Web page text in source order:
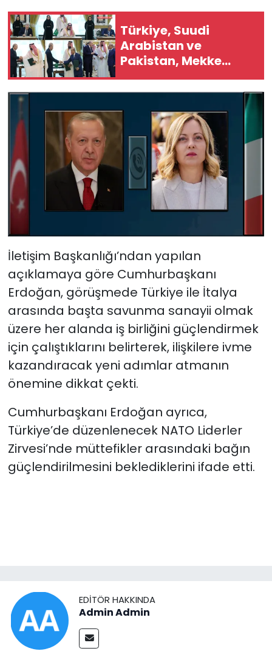
Türkiye, Suudi
Arabistan ve
Pakistan, Mekke
Ortak Savunma
Anlaşması'nı
imzaladı
İletişim Başkanlığı’ndan yapılan
açıklamaya göre Cumhurbaşkanı
Erdoğan, görüşmede Türkiye ile İtalya
arasında başta savunma sanayii olmak
üzere her alanda iş birliğini güçlendirmek
için çalıştıklarını belirterek, ilişkilere ivme
kazandıracak yeni adımlar atmanın
önemine dikkat çekti.
Cumhurbaşkanı Erdoğan ayrıca,
Türkiye’de düzenlenecek NATO Liderler
Zirvesi’nde müttefikler arasındaki bağın
güçlendirilmesini beklediklerini ifade etti.
EDITÖR HAKKINDA
Admin Admin